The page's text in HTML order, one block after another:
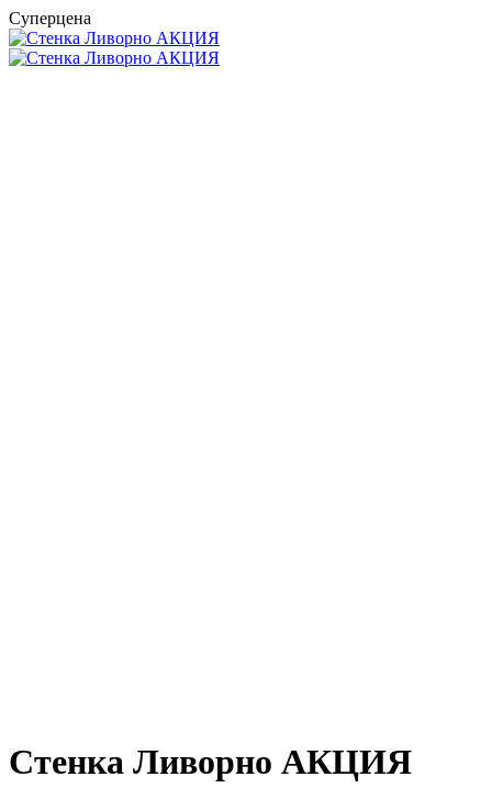
Суперцена
Стенка Ливорно АКЦИЯ